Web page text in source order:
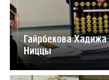
Гайрбекова
Ниццы